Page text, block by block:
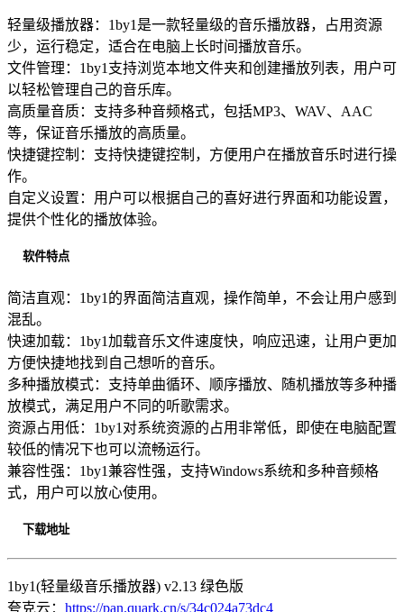
轻量级播放器：1by1是一款轻量级的音乐播放器，占用资源
少，运行稳定，适合在电脑上长时间播放音乐。
文件管理：1by1支持浏览本地文件夹和创建播放列表，用户可
以轻松管理自己的音乐库。
高质量音质：支持多种音频格式，包括MP3、WAV、AAC
等，保证音乐播放的高质量。
快捷键控制：支持快捷键控制，方便用户在播放音乐时进行操
作。
自定义设置：用户可以根据自己的喜好进行界面和功能设置，
提供个性化的播放体验。
软件特点
简洁直观：1by1的界面简洁直观，操作简单，不会让用户感到
混乱。
快速加载：1by1加载音乐文件速度快，响应迅速，让用户更加
方便快捷地找到自己想听的音乐。
多种播放模式：支持单曲循环、顺序播放、随机播放等多种播
放模式，满足用户不同的听歌需求。
资源占用低：1by1对系统资源的占用非常低，即使在电脑配置
较低的情况下也可以流畅运行。
兼容性强：1by1兼容性强，支持Windows系统和多种音频格
式，用户可以放心使用。
下载地址
1by1(轻量级音乐播放器) v2.13 绿色版
夸克云： https://pan.quark.cn/s/34c024a73dc4